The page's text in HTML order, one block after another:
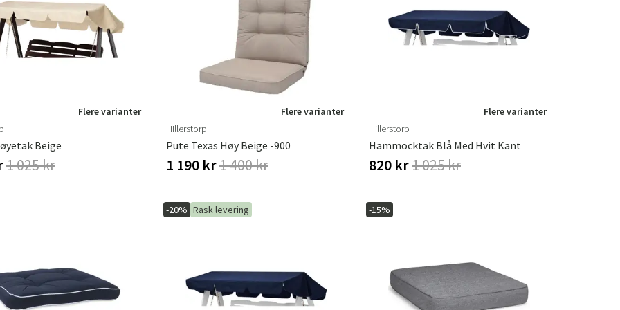
Hengestoler
Hageredskaper
Gangmøbler
Vedlikeholdsprodukter
Baderomstepper
Småoppbevaring Baderomsinnredning
Flere varianter
Beige
1 025 kr
Flere varianter
Hillerstorp
Pute Texas Høy Beige -900
1 190 kr1 400 kr
Flere varianter
Hillerstorp
Hammocktak Blå Med Hvit Kant
820 kr1 025 kr
-20% Rask levering -15%